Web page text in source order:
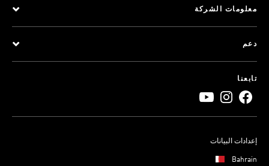
معلومات الشركة
دعم
تابعنا
إعدادات البيانات
Bahrain